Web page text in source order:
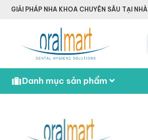
GIẢI PHÁP NHA KHOA CHUYÊN SÂU TẠI NHÀ
Danh mục sản phẩm